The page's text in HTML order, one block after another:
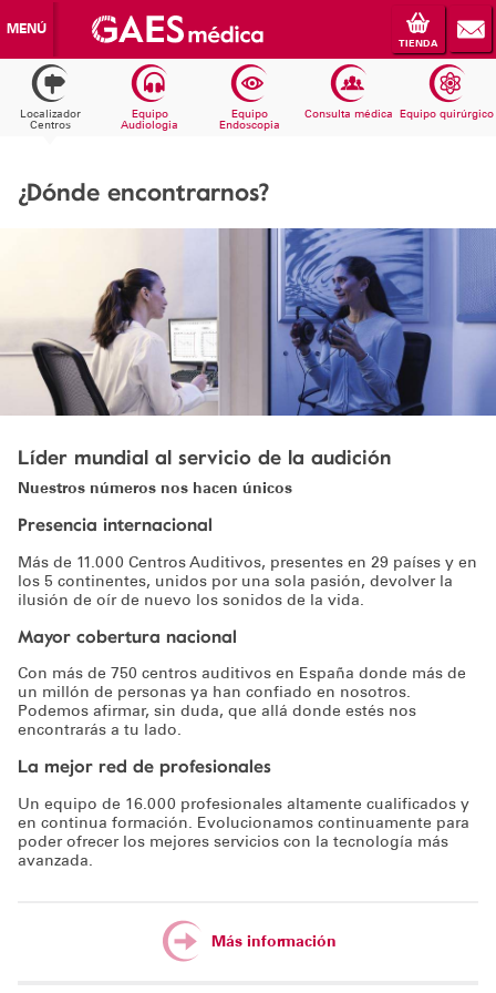
MENÚ
TIENDA
Localizador
Centros
Equipo
Audiologia
Equipo
Endoscopia
Consulta médica Equipo quirúrgico
¿Dónde encontrarnos?
Líder mundial al servicio de la audición
Nuestros números nos hacen únicos
Presencia internacional
Más de 11.000 Centros Auditivos, presentes en 29 países y en
los 5 continentes, unidos por una sola pasión, devolver la
ilusión de oír de nuevo los sonidos de la vida.
Mayor cobertura nacional
Con más de 750 centros auditivos en España donde más de
un millón de personas ya han confiado en nosotros.
Podemos afirmar, sin duda, que allá donde estés nos
encontrarás a tu lado.
La mejor red de profesionales
Un equipo de 16.000 profesionales altamente cualificados y
en continua formación. Evolucionamos continuamente para
poder ofrecer los mejores servicios con la tecnología más
avanzada.
Más información